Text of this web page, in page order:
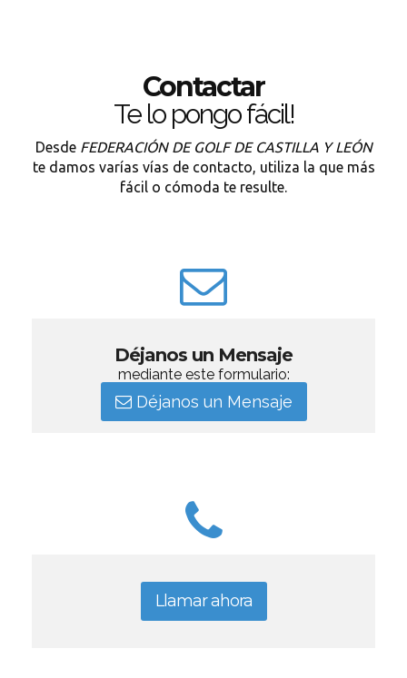
Contactar
Te lo pongo fácil!
Desde FEDERACIÓN DE GOLF DE CASTILLA Y LEÓN
te damos varías vías de contacto, utiliza la que más
fácil o cómoda te resulte.
Déjanos un Mensaje
mediante este formulario:
Déjanos un Mensaje
Llamar ahora